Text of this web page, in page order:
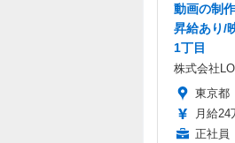
動画の制
昇給あり/
1丁目
株式会社
東京都
月給24
正社員